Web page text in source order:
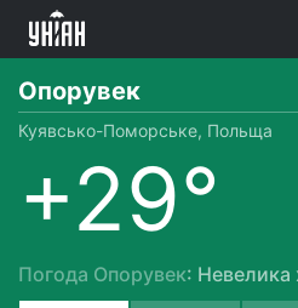
Опорувек
Куявсько-Поморське, Польща
+29°
Погода Опорувек: Невелика